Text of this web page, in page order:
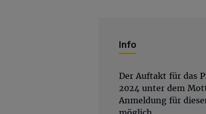
Info
Der Auftakt für das
2024 unter dem
Anmeldung für